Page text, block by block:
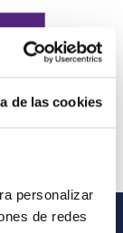
de las cookies
personalizar
de redes